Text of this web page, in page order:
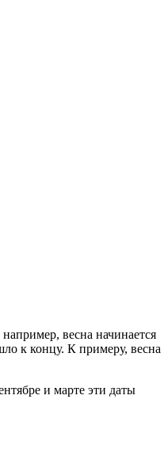
весна начинается
к концу. К примеру, весна
и марте эти даты